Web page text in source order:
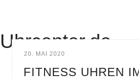
Uhrcenter.de
20. MAI 2020
FITNESS UHREN